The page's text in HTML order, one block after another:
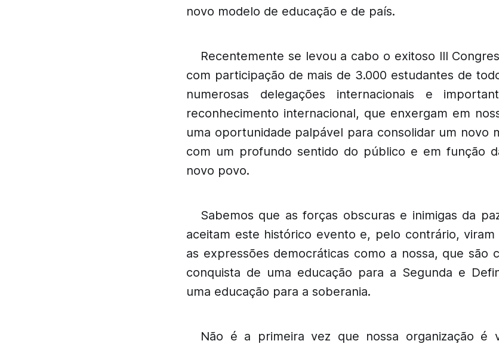
novo modelo de educação e de país.
Recentemente se levou a cabo o exitoso III
com participação de mais de 3.000 estudantes de
numerosas delegações internacionais e
reconhecimento internacional, que enxergam em
uma oportunidade palpável para consolidar um novo
com um profundo sentido do público e em função
novo povo.
Sabemos que as forças obscuras e inimigas da
aceitam este histórico evento e, pelo contrário, viram
as expressões democráticas como a nossa, que são
conquista de uma educação para a Segunda e
uma educação para a soberania.
Não é a primeira vez que nossa organização é